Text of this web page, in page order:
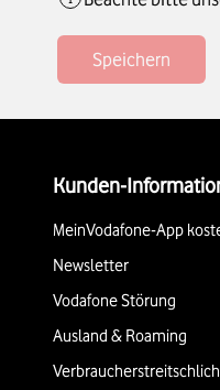
Speichern
Kunden-
MeinVodafone-App
Newsletter
Vodafone Störung
Ausland & Roaming